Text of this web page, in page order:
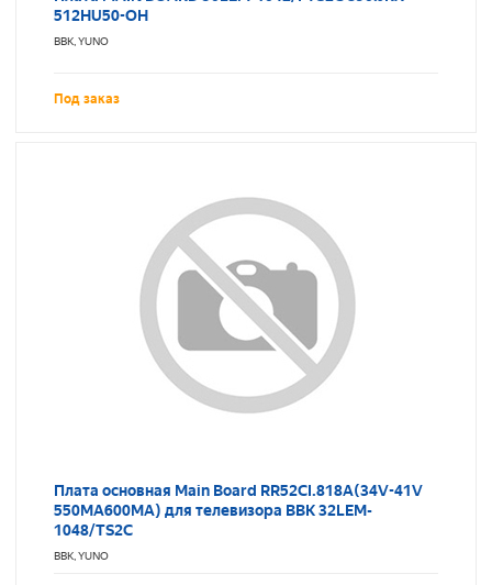
512HU50-OH
BBK, YUNO
Под заказ
Плата основная Main Board RR52CI.818A(34V-41V
550MA600MA) для телевизора BBK 32LEM-
1048/TS2C
BBK, YUNO